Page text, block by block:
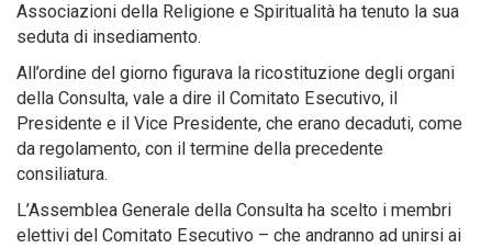
Associazioni della Religione e Spiritualità ha tenuto la sua
seduta di insediamento.
All’ordine del giorno figurava la ricostituzione degli organi
della Consulta, vale a dire il Comitato Esecutivo, il
Presidente e il Vice Presidente, che erano decaduti, come
da regolamento, con il termine della precedente
consiliatura.
L’Assemblea Generale della Consulta ha scelto i membri
elettivi del Comitato Esecutivo – che andranno ad unirsi ai